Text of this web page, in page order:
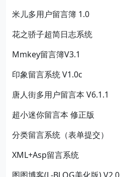
米儿多用户留言簿 1.0
花之骄子超简日志系统
Mmkey留言簿V3.1
印象留言系统 V1.0c
唐人街多用户留言本 V6.1.1
超小迷你留言本 修正版
分类留言系统（表单提交）
XML+Asp留言系统